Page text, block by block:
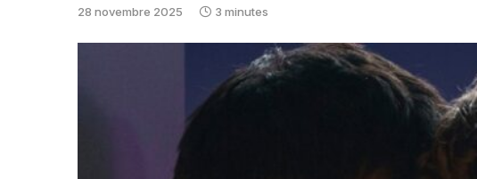
28 novembre 2025 3 minutes